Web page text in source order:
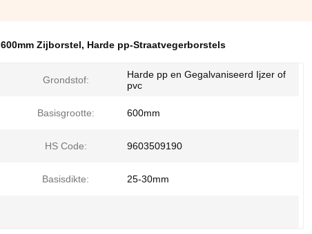
600mm Zijborstel, Harde pp-Straatvegerborstels
Grondstof:
Harde pp en Gegalvaniseerd Ijzer of
pvc
Basisgrootte: 600mm
HS Code: 9603509190
Basisdikte: 25-30mm